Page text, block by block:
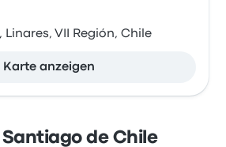
Linares, VII Región, Chile
Karte anzeigen
Santiago de Chile